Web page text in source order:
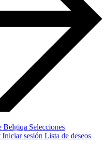
Belgiqa Selecciones
Iniciar sesión Lista de deseos